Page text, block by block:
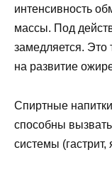
интенсивность
массы. Под
замедляется.
на развитие
Спиртные
способны
системы (гастрит,